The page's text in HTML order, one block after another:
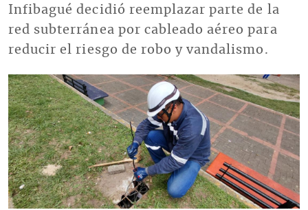
Infibagué decidió reemplazar parte de la
red subterránea por cableado aéreo para
reducir el riesgo de robo y vandalismo.
Imagen